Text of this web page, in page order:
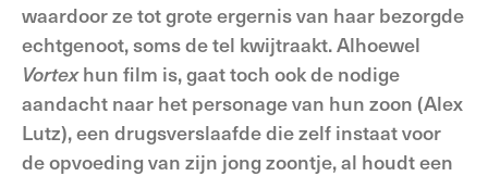
waardoor ze tot grote ergernis van haar bezorgde
echtgenoot, soms de tel kwijtraakt. Alhoewel
Vortexhun film is, gaat toch ook de nodige
aandacht naar het personage van hun zoon (Alex
Lutz), een drugsverslaafde die zelf instaat voor
de opvoeding van zijn jong zoontje, al houdt een